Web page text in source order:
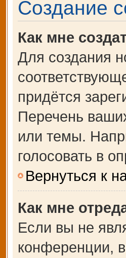
Создание
Как мне
Для создания
придётся
Перечень
или темы.
голосовать в
Вернуться к
Как мне
Если вы не
конференции,